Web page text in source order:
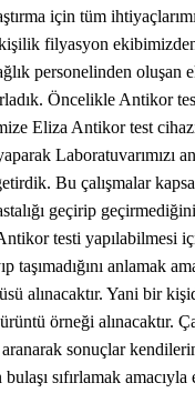
için tüm
kişilik filyasyon
personelinden oluşan
Öncelikle Antikor
Eliza Antikor test
Laboratuvarımızı
Bu çalışmalar
geçirip
testi yapılabilmesi
taşımadığını anlamak
alınacaktır. Yani bir
örneği alınacaktır.
aranarak sonuçlar
sıfırlamak